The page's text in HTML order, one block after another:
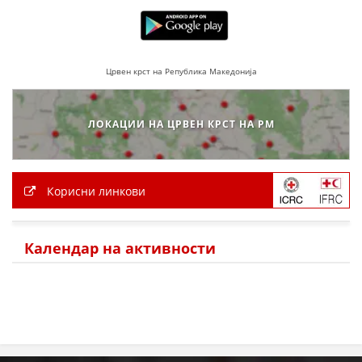
Црвен крст на Република Македонија
ЛОКАЦИИ НА ЦРВЕН КРСТ НА РМ
Корисни линкови
Календар на активности